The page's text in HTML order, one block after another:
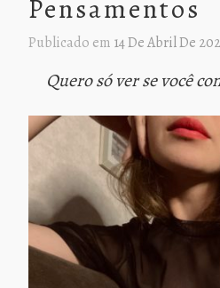
Pensamentos
Publicado em 14 De Abril De
Quero só ver se você